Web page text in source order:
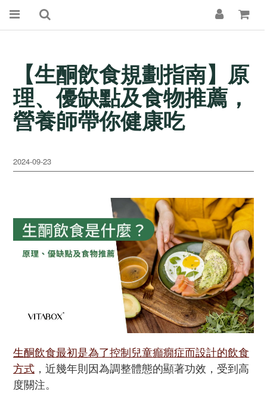
【生酮飲食規劃指南】原
理、優缺點及食物推薦，
營養師帶你健康吃
2024-09-23
生酮飲食最初是為了控制兒童癲癇症而設計的飲食
方式 ，近幾年則因為調整體態的顯著功效，受到高
度關注。